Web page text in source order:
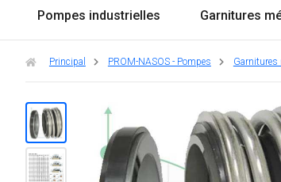
Pompes industrielles Garnitures
Principal PROM-NASOS - Pompes Garnitures